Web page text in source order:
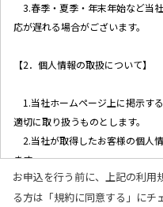
3.春季・夏季・年末年始など当
応が遅れる場合がございます。
【2．個人情報の取扱について】
1.当社ホームページ上に掲示す
適切に取り扱うものとします。
2.当社が取得したお客様の個人
ます。
(1)お客様リクエストに対応する
連絡
お申込を行う前に、上記の利用
る方は「規約に同意する」にチ